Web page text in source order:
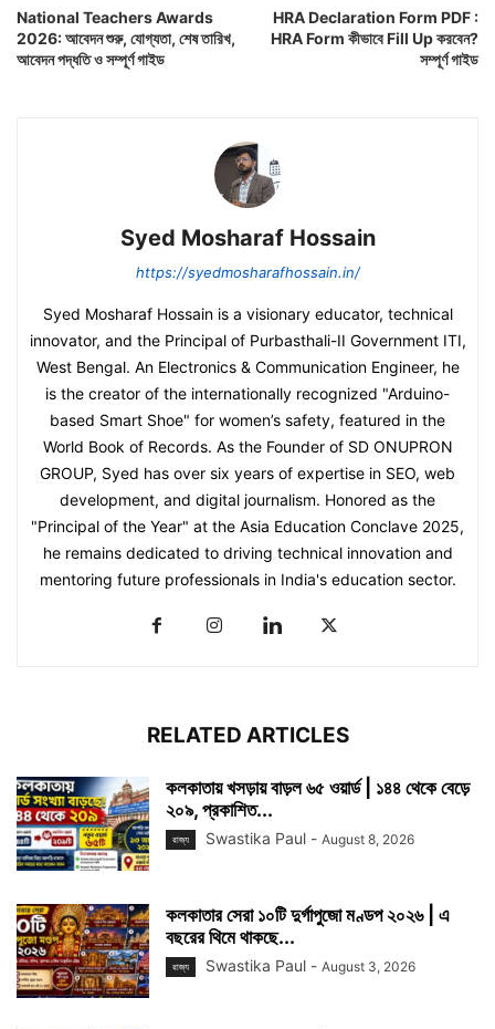
National Teachers Awards
2026: আবেদন শুরু, যোগ্যতা, শেষ তারিখ,
আবেদন পদ্ধতি ও সম্পূর্ণ গাইড
HRA Declaration Form PDF :
HRA Form কীভাবে Fill Up করবেন?
সম্পূর্ণ গাইড
Syed Mosharaf Hossain
https://syedmosharafhossain.in/
Syed Mosharaf Hossain is a visionary educator, technical
innovator, and the Principal of Purbasthali-II Government ITI,
West Bengal. An Electronics & Communication Engineer, he
is the creator of the internationally recognized "Arduino-
based Smart Shoe" for women’s safety, featured in the
World Book of Records. As the Founder of SD ONUPRON
GROUP, Syed has over six years of expertise in SEO, web
development, and digital journalism. Honored as the
"Principal of the Year" at the Asia Education Conclave 2025,
he remains dedicated to driving technical innovation and
mentoring future professionals in India's education sector.
RELATED ARTICLES
কলকাতায় খসড়ায় বাড়ল ৬৫ ওয়ার্ড | ১৪৪ থেকে বেড়ে
২০৯, প্রকাশিত...
রাজ্য Swastika Paul - August 8, 2026
কলকাতার সেরা ১০টি দুর্গাপুজো মণ্ডপ ২০২৬ | এ
বছরের থিমে থাকছে...
রাজ্য Swastika Paul - August 3, 2026